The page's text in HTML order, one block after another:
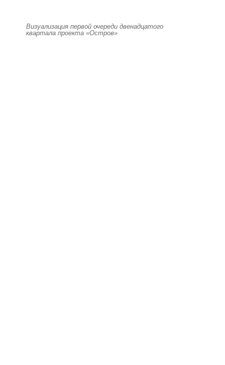
Визуализация первой очереди двенадцатого
квартала проекта «Остров»